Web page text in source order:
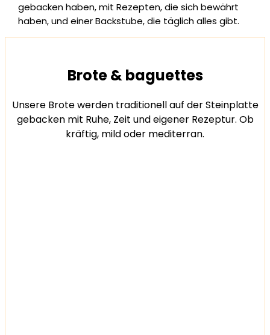
gebacken haben, mit Rezepten, die sich bewährt
haben, und einer Backstube, die täglich alles gibt.
Brote & baguettes
Unsere Brote werden traditionell auf der Steinplatte
gebacken mit Ruhe, Zeit und eigener Rezeptur. Ob
kräftig, mild oder mediterran.